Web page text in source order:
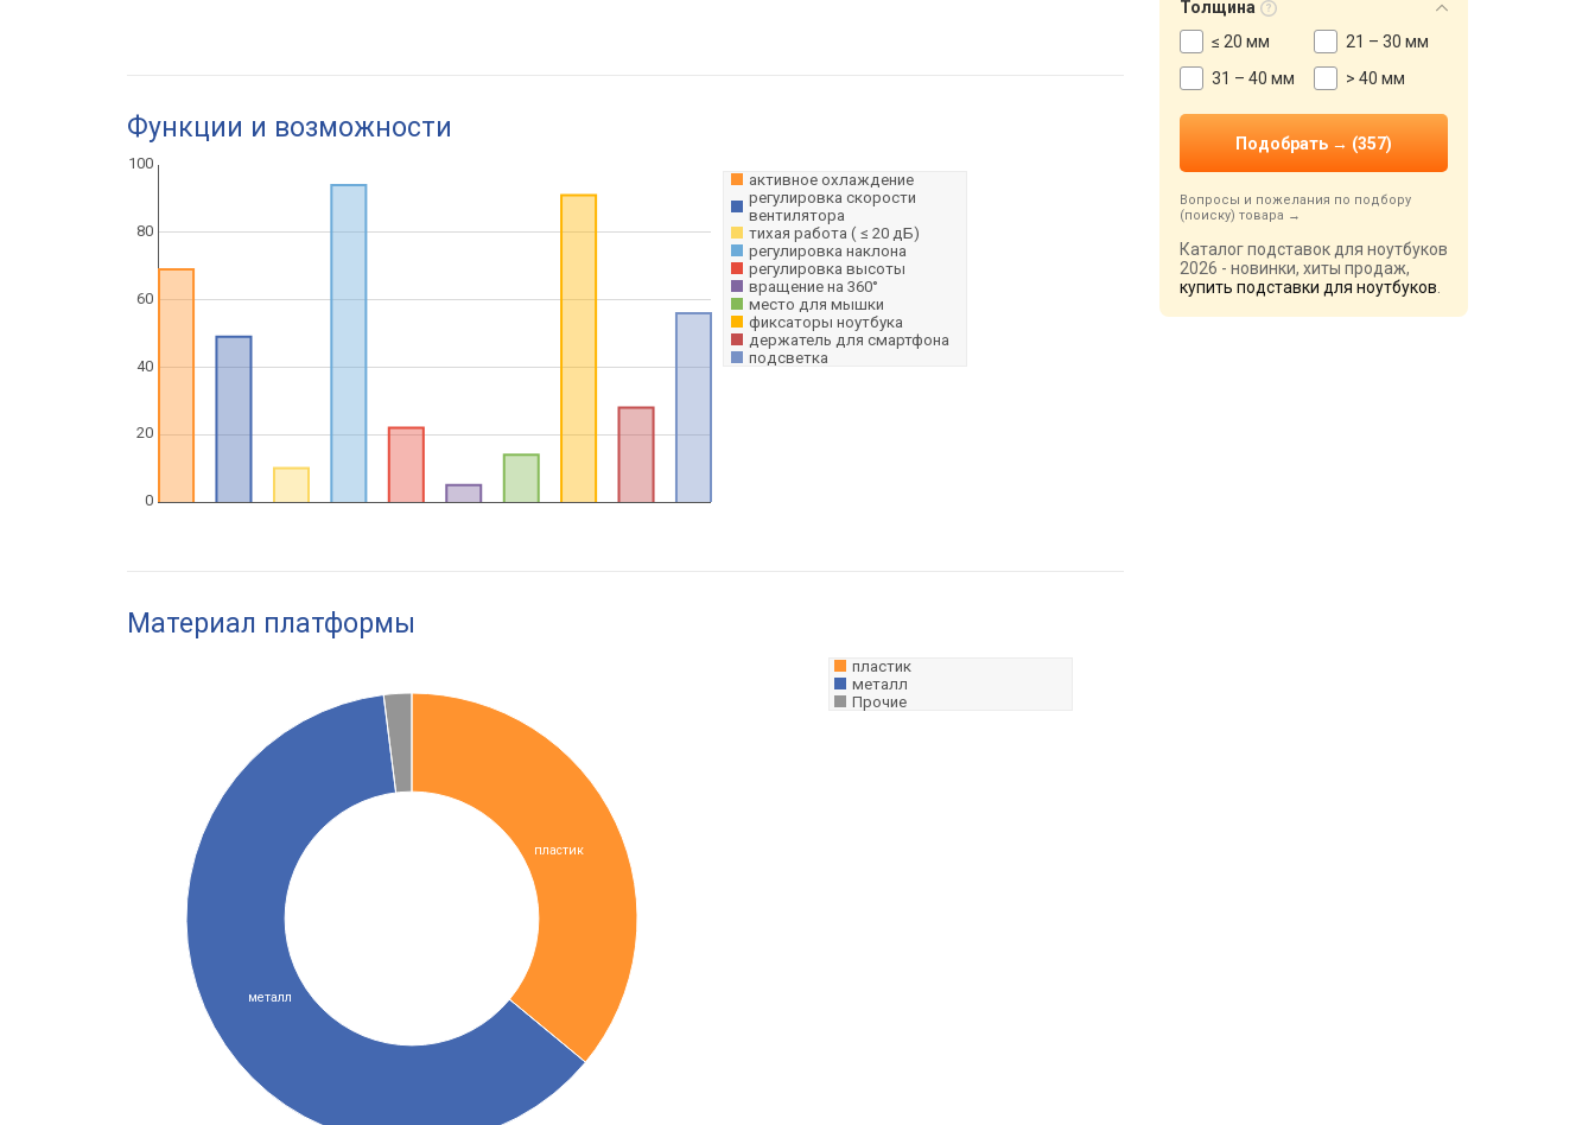
Функции и возможности
активное охлаждение
регулировка скорости
вентилятора
тихая работа ( ≤ 20 дБ)
регулировка наклона
регулировка высоты
вращение на 360°
место для мышки
фиксаторы ноутбука
держатель для смартфона
подсветка
Материал платформы
пластик
металл
Прочие
пластик
металл
Толщина
≤ 20 мм
21 – 30 мм
31 – 40 мм
> 40 мм
Вопросы и пожелания по подбору
(поиску) товара
Каталог подставок для ноутбуков
2026 - новинки, хиты продаж,
купить подставки для ноутбуков